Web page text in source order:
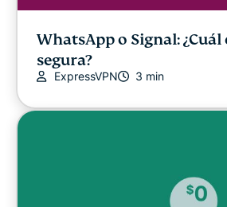
WhatsApp o Signal: ¿Cuál
segura?
ExpressVPN 3 min